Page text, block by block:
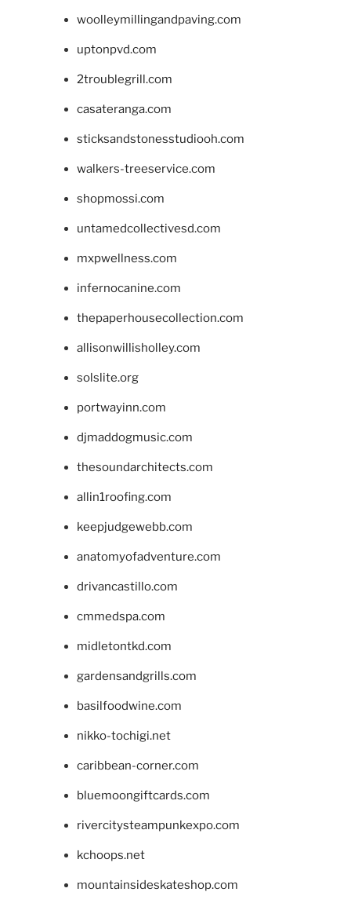
woolleymillingandpaving.com
uptonpvd.com
2troublegrill.com
casateranga.com
sticksandstonesstudiooh.com
walkers-treeservice.com
shopmossi.com
untamedcollectivesd.com
mxpwellness.com
infernocanine.com
thepaperhousecollection.com
allisonwillisholley.com
solslite.org
portwayinn.com
djmaddogmusic.com
thesoundarchitects.com
allin1roofing.com
keepjudgewebb.com
anatomyofadventure.com
drivancastillo.com
cmmedspa.com
midletontkd.com
gardensandgrills.com
basilfoodwine.com
nikko-tochigi.net
caribbean-corner.com
bluemoongiftcards.com
rivercitysteampunkexpo.com
kchoops.net
mountainsideskateshop.com